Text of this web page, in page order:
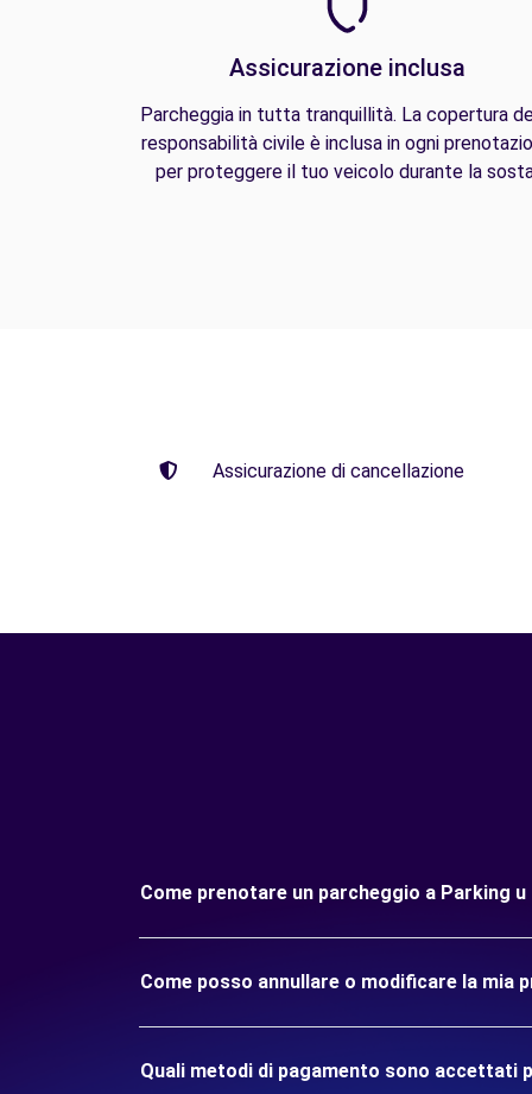
Assicurazione inclusa
Parcheggia in tutta tranquillità. La copertura
responsabilità civile è inclusa in ogni
per proteggere il tuo veicolo durante la
Assicurazione di cancellazione
Come prenotare un parcheggio a Parking u
Come posso annullare o modificare la mia
Quali metodi di pagamento sono accettati